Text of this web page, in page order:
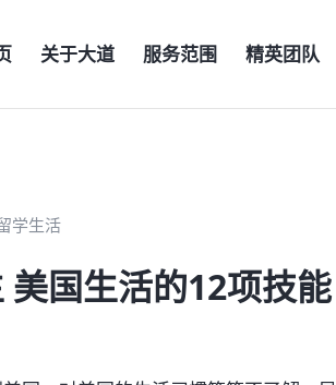
关于大道 服务范围 精英团队
学生活
美国生活的12项技能